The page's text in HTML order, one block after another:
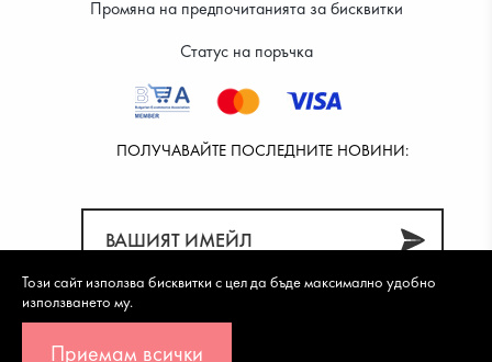
Промяна на предпочитанията за бисквитки
Статус на поръчка
ПОЛУЧАВАЙТЕ ПОСЛЕДНИТЕ НОВИНИ:
Този сайт използва бисквитки с цел да бъде максимално удобно
използването му.
Приемам всички